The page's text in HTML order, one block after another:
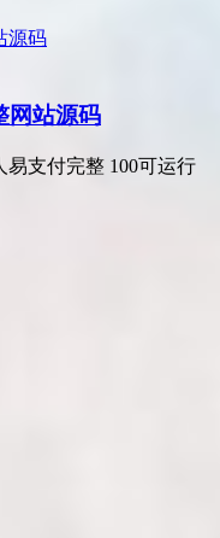
网站源码
易支付完整 100可运行